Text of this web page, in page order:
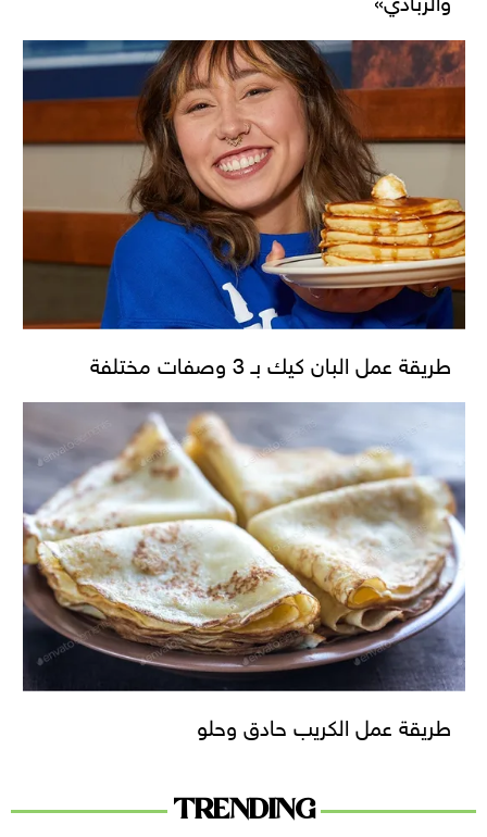
طريقة عمل البان كيك بـ 3 وصفات مختلفة
طريقة عمل الكريب حادق وحلو
TRENDING